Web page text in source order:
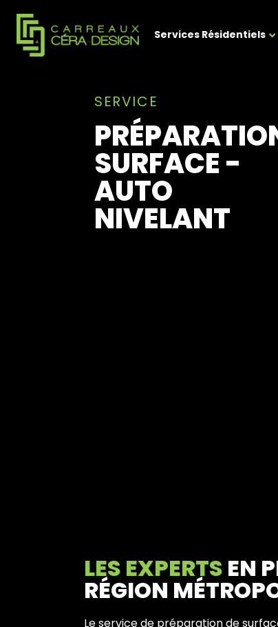
Services Résidentiels
SERVICE
SURFACE -
AUTO
NIVELANT
LES EXPERTS EN
RÉGION
Le service de préparation de